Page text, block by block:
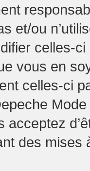
et/ou
celles-
vous en
celles-ci
acceptez
des mises